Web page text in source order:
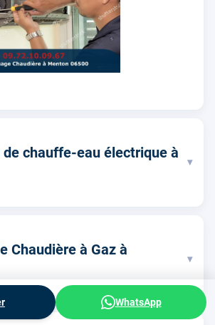
chauffe-eau électrique à
▾
Chaudière à Gaz à
▾
WhatsApp